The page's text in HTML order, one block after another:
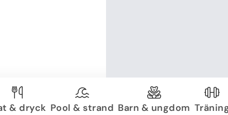
& dryck Pool & strand Barn & ungdom